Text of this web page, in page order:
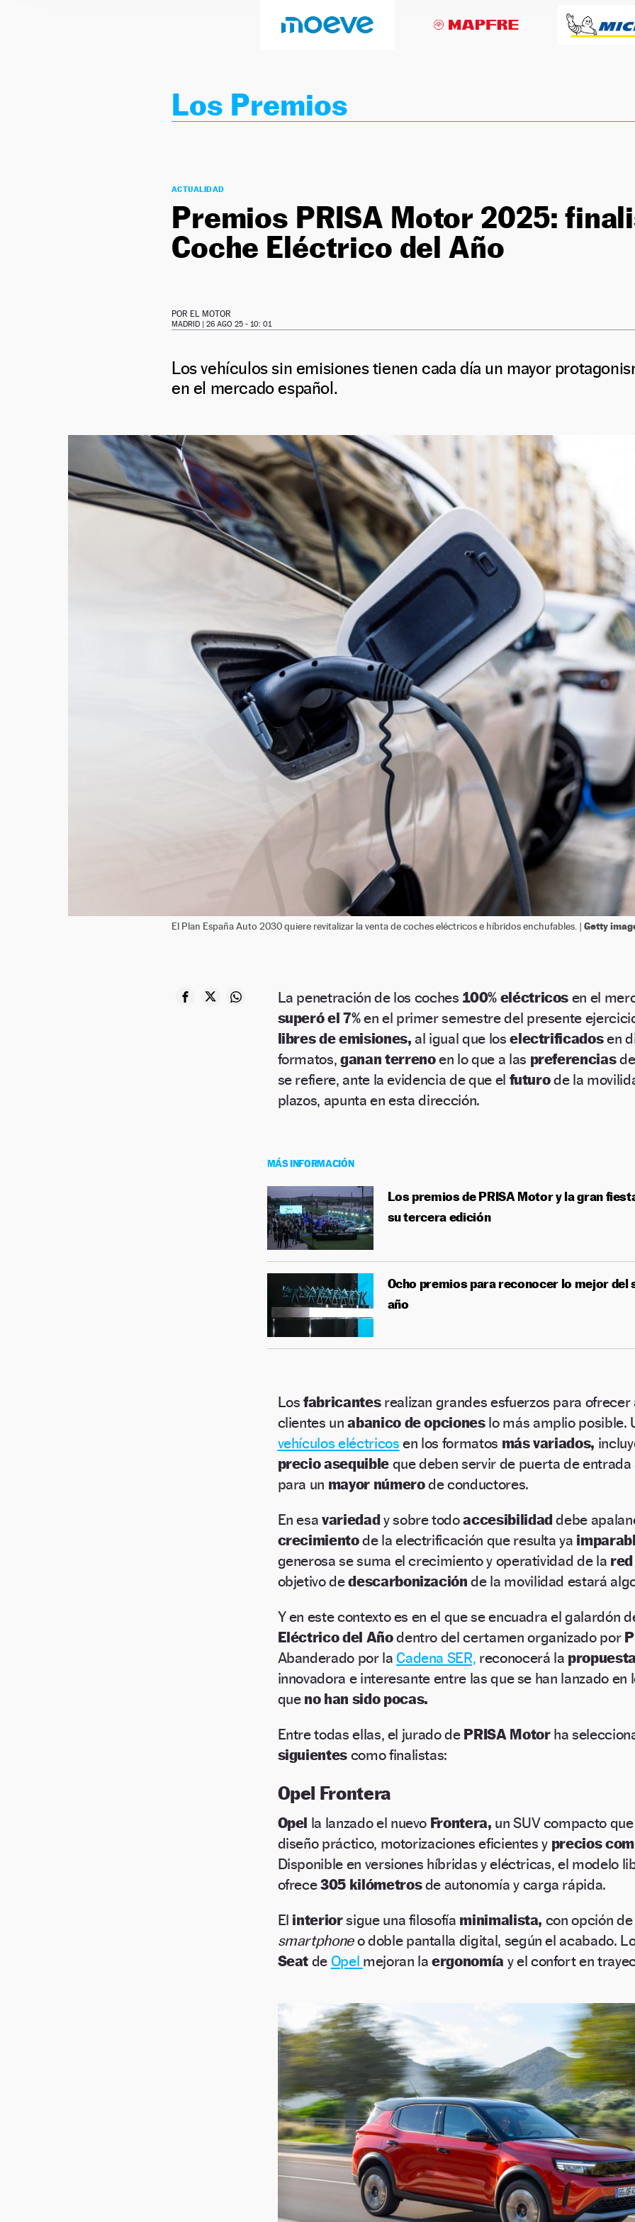
Los Premios
ACTUALIDAD
Premios PRISA Motor 2025:
Coche Eléctrico del Año
POR EL MOTOR
MADRID | 26 AGO 25 - 10: 01
Los vehículos sin emisiones tienen cada día un mayor
en el mercado español.
El Plan España Auto 2030 quiere revitalizar la venta de coches eléctricos e híbridos enchufables. | Getty
La penetración de los coches 100% eléctricos en el
superó el 7%en el primer semestre del presente
libres de emisiones, al igual que loselectrificadosen
formatos, ganan terrenoen lo que a las preferencias
se refiere, ante la evidencia de que el futurode la
plazos, apunta en esta dirección.
MÁS INFORMACIÓN
Los premios de PRISA Motor y la gran
su tercera edición
Ocho premios para reconocer lo mejor del
año
Losfabricantes realizan grandes esfuerzos para
clientes unabanico de opcioneslo más amplio posible.
vehículos eléctricos en los formatos más variados,
precio asequibleque deben servir de puerta de entrada
para un mayor númerode conductores.
En esavariedady sobre todoaccesibilidaddebe
crecimientode la electrificación que resulta ya
generosa se suma el crecimiento y operatividad de la
objetivo dedescarbonizaciónde la movilidad estará
Y en este contexto es en el que se encuadra el galardón
Eléctrico del Añodentro del certamen organizado por
Abanderado por laCadena SER, reconocerá la
innovadora e interesante entre las que se han lanzado en
que no han sido pocas.
Entre todas ellas, el jurado de PRISA Motorha
siguientes como finalistas:
Opel Frontera
Opel la lanzado el nuevo Frontera, un SUV compacto
diseño práctico, motorizaciones eficientes y precios
Disponible en versiones híbridas y eléctricas, el modelo
ofrece305 kilómetrosde autonomía y carga rápida.
El interiorsigue una filosofía minimalista, con opción
smartphoneo doble pantalla digital, según el acabado.
Seat de Opel mejoran laergonomía y el confort en